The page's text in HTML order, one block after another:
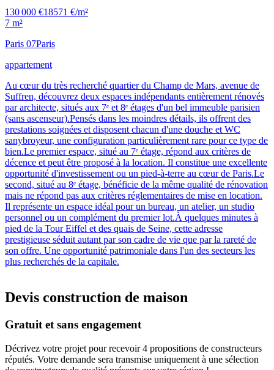
130 000 €18571 €/m²
7 m²
Paris 07Paris
appartement
Au cœur du très recherché quartier du Champ de Mars, avenue de
Suffren, découvrez deux espaces indépendants entièrement rénovés
par architecte, situés aux 7ᵉ et 8ᵉ étages d'un bel immeuble parisien
(sans ascenseur).Pensés dans les moindres détails, ils offrent des
prestations soignées et disposent chacun d'une douche et WC
sanybroyeur, une configuration particulièrement rare pour ce type de
bien.Le premier espace, situé au 7ᵉ étage, répond aux critères de
décence et peut être proposé à la location. Il constitue une excellente
opportunité d'investissement ou un pied-à-terre au cœur de Paris.Le
second, situé au 8ᵉ étage, bénéficie de la même qualité de rénovation
mais ne répond pas aux critères réglementaires de mise en location.
Il représente un espace idéal pour un bureau, un atelier, un studio
personnel ou un complément du premier lot.À quelques minutes à
pied de la Tour Eiffel et des quais de Seine, cette adresse
prestigieuse séduit autant par son cadre de vie que par la rareté de
son offre. Une opportunité patrimoniale dans l'un des secteurs les
plus recherchés de la capitale.
Devis construction de maison
Gratuit et sans engagement
Décrivez votre projet pour recevoir 4 propositions de constructeurs
réputés. Votre demande sera transmise uniquement à une sélection